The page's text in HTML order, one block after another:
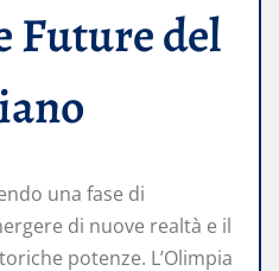
Future del
una fase di
di nuove realtà e il
potenze. L’Olimpia